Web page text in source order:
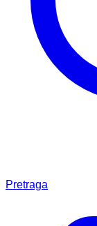
Pretraga